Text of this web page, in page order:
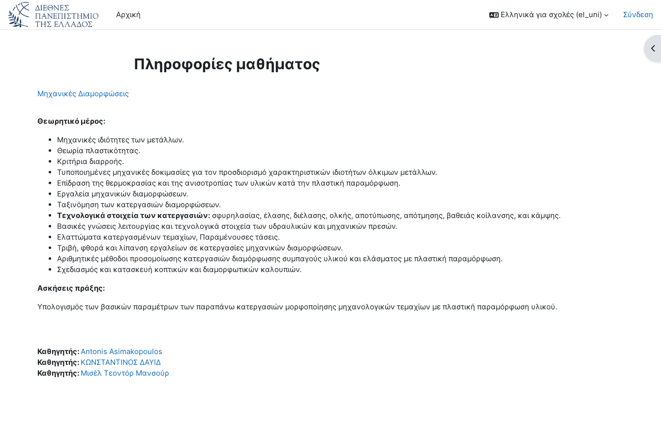
Μετάβαση στο κεντρικό περιεχόμενο
Αρχική
Ελληνικά για σχολές ‎(el_uni)‎ Σύνδεση
Πληροφορίες μαθήματος
Μηχανικές Διαμορφώσεις
Θεωρητικό μέρος:
Μηχανικές ιδιότητες των μετάλλων.
Θεωρία πλαστικότητας.
Κριτήρια διαρροής.
Τυποποιημένες μηχανικές δοκιμασίες για τον προσδιορισμό χαρακτηριστικών ιδιοτήτων όλκιμων μετάλλων.
Επίδραση της θερμοκρασίας και της ανισοτροπίας των υλικών κατά την πλαστική παραμόρφωση.
Εργαλεία μηχανικών διαμορφώσεων.
Ταξινόμηση των κατεργασιών διαμορφώσεων.
Τεχνολογικά στοιχεία των κατεργασιών: σφυρηλασίας, έλασης, διέλασης, ολκής, αποτύπωσης, απότμησης, βαθειάς κοίλανσης, και κάμψης.
Βασικές γνώσεις λειτουργίας και τεχνολογικά στοιχεία των υδραυλικών και μηχανικών πρεσών.
Ελαττώματα κατεργασμένων τεμαχίων, Παραμένουσες τάσεις.
Τριβή, φθορά και λίπανση εργαλείων σε κατεργασίες μηχανικών διαμορφώσεων.
Αριθμητικές μέθοδοι προσομοίωσης κατεργασιών διαμόρφωσης συμπαγούς υλικού και ελάσματος με πλαστική παραμόρφωση.
Σχεδιασμός και κατασκευή κοπτικών και διαμορφωτικών καλουπιών.
Ασκήσεις πράξης:
Υπολογισμός των βασικών παραμέτρων των παραπάνω κατεργασιών μορφοποίησης μηχανολογικών τεμαχίων με πλαστική παραμόρφωση υλικού.
Καθηγητής:Antonis Asimakopoulos
Καθηγητής: ΚΩΝΣΤΑΝΤΙΝΟΣ ΔΑΥΙΔ
Καθηγητής: Μισέλ Τεοντόρ Μανσούρ